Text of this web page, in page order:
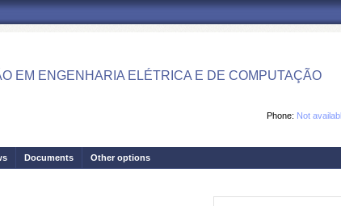
EM ENGENHARIA ELÉTRICA E DE COMPUTAÇÃO
Phone: Not
Documents Other options